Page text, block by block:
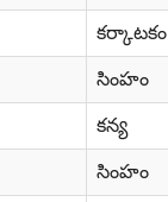
కర్కాటకం
సింహం
కన్య
సింహం